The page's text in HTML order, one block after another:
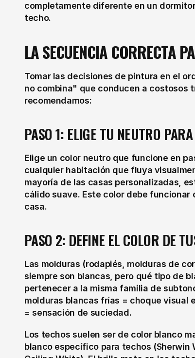
completamente diferente en un
techo.
LA SECUENCIA CORRECTA
Tomar las decisiones de pintura en el
no combina" que conducen a costosos
recomendamos:
PASO 1: ELIGE TU NEUTRO
Elige un color neutro que funcione en
cualquier habitación que fluya
mayoría de las casas personalizadas,
cálido suave. Este color debe
casa.
PASO 2: DEFINE EL COLOR DE
Las molduras (rodapiés, molduras de
siempre son blancas, pero qué tipo de
pertenecer a la misma familia de
molduras blancas frías = choque visual
= sensación de suciedad.
Los techos suelen ser de color blanco
blanco específico para techos (Sherwin